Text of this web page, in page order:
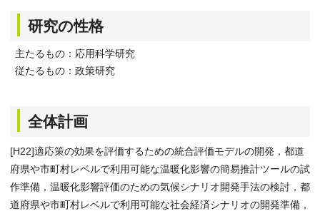
研究の性格
主たるもの：応用科学研究
従たるもの：政策研究
全体計画
[H22]適応策の効果を評価するための統合評価モデルの開発，都道
府県や市町村レベルで利用可能な温暖化影響の簡易推計ツールの試
作準備，温暖化影響評価のための気候シナリオ開発手法の検討，都
道府県や市町村レベルで利用可能な社会経済シナリオの開発準備，